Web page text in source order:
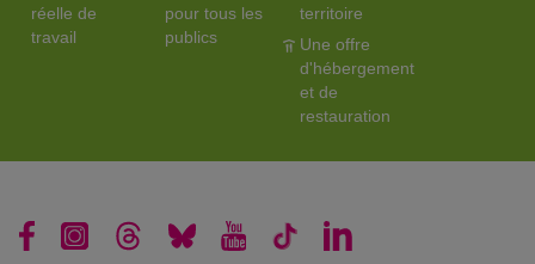
réelle de
travail
pour tous les
publics
territoire
Une offre
d'hébergement
et de
restauration